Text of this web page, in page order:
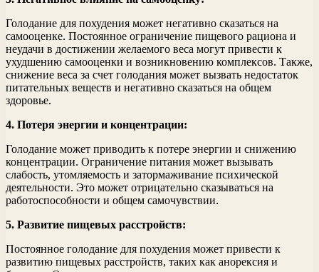
Голодание для похудения может негативно сказаться на
самооценке. Постоянное ограничение пищевого рациона и
неудачи в достижении желаемого веса могут привести к
ухудшению самооценки и возникновению комплексов. Также,
снижение веса за счет голодания может вызвать недостаток
питательных веществ и негативно сказаться на общем
здоровье.
4. Потеря энергии и концентрации:
Голодание может приводить к потере энергии и снижению
концентрации. Ограничение питания может вызывать
слабость, утомляемость и затормаживание психической
деятельности. Это может отрицательно сказываться на
работоспособности и общем самочувствии.
5. Развитие пищевых расстройств:
Постоянное голодание для похудения может привести к
развитию пищевых расстройств, таких как анорексия и